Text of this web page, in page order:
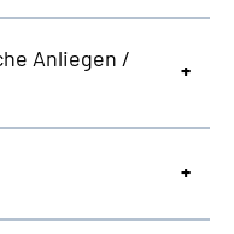
Anliegen /